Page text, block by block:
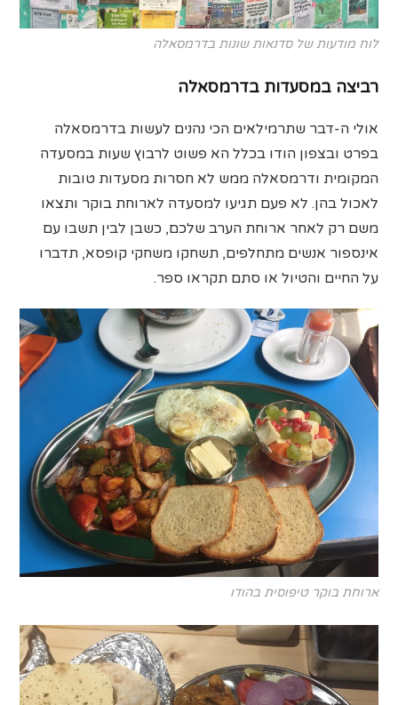
לוח מודעות של סדנאות שונות בדרמסאלה
רביצה במסעדות בדרמסאלה
אולי ה-דבר שתרמילאים הכי נהנים לעשות בדרמסאלה
בפרט ובצפון הודו בכלל הא פשוט לרבוץ שעות במסעדה
המקומית ודרמסאלה ממש לא חסרות מסעדות טובות
לאכול בהן. לא פעם תגיעו למסעדה לארוחת בוקר ותצאו
משם רק לאחר ארוחת הערב שלכם, כשבן לבין תשבו עם
אינספור אנשים מתחלפים, תשחקו משחקי קופסא, תדברו
על החיים והטיול או סתם תקראו ספר.
ארוחת בוקר טיפוסית בהודו